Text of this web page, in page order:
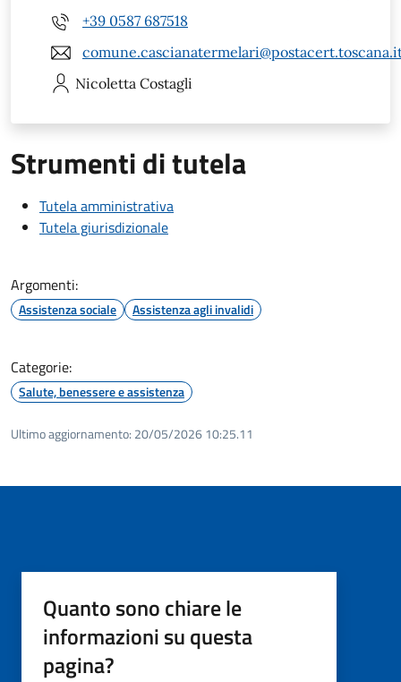
+39 0587 687518
Nicoletta Costagli
Strumenti di tutela
Tutela amministrativa
Tutela giurisdizionale
Argomenti:
Assistenza sociale Assistenza agli invalidi
Categorie:
Salute, benessere e assistenza
Ultimo aggiornamento: 20/05/2026 10:25.11
Quanto sono chiare le
informazioni su questa
pagina?